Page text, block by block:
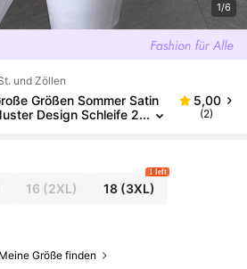
1/6
und Zöllen
Größen Sommer Satin
Design Schleife 2
5,00
(2)
16 (2XL) 18(3XL)
1 left
Meine Größe finden